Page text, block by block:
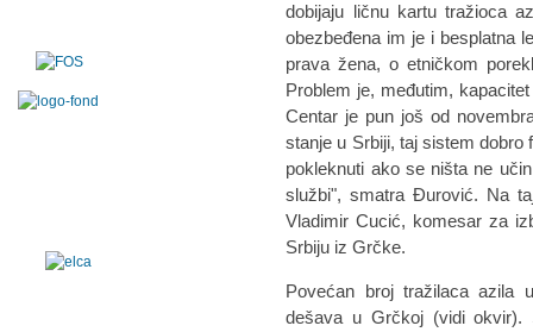
dobijaju ličnu kartu tražioca
obezbeđena im je i besplatna
prava žena, o etničkom
Problem je, međutim,
Centar je pun još od
stanje u Srbiji, taj sistem dobro
pokleknuti ako se ništa ne
službi", smatra Đurović. Na
Vladimir Cucić, komesar za
Srbiju iz Grčke.
Povećan broj tražilaca azila
dešava u Grčkoj (vidi okvir).